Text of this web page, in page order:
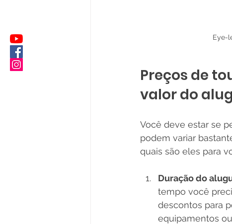
Eye-
Preços de
valor do
Você deve estar se
podem variar
quais são eles para
Duração do
tempo você
descontos para
equipamentos